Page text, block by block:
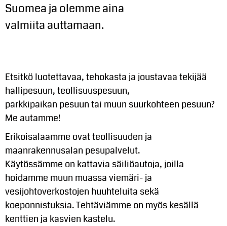
Suomeajaolemmeaina
valmiitaauttamaan.
Etsitkö luotettavaa, tehokasta ja joustavaa tekijää
hallipesuun, teollisuuspesuun,
parkkipaikan pesuun tai muun suurkohteen pesuun?
Me autamme!
Erikoisalaamme ovat teollisuuden ja
maanrakennusalan pesupalvelut.
Käytössämme on kattavia säiliöautoja, joilla
hoidamme muun muassa viemäri- ja
vesijohtoverkostojen huuhteluita sekä
koeponnistuksia. Tehtäviämme on myös kesällä
kenttien ja kasvien kastelu.